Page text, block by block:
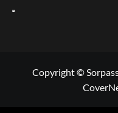
Copyright ©